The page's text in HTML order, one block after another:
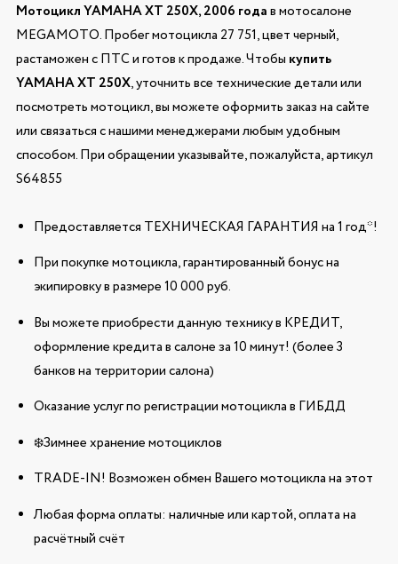
Мотоцикл YAMAHA XT 250X, 2006 годав мотосалоне
MEGAMOTO. Пробег мотоцикла 27 751, цвет черный,
растаможен с ПТС и готов к продаже. Чтобы купить
YAMAHA XT 250X, уточнить все технические детали или
посмотреть мотоцикл, вы можете оформить заказ на сайте
или связаться с нашими менеджерами любым удобным
способом. При обращении указывайте, пожалуйста, артикул
S64855
Предоставляется ТЕХНИЧЕСКАЯ ГАРАНТИЯ на 1 год*!
При покупке мотоцикла, гарантированный бонус на
экипировку в размере 10 000 руб.
Вы можете приобрести данную технику в КРЕДИТ,
оформление кредита в салоне за 10 минут! (более 3
банков на территории салона)
Оказание услуг по регистрации мотоцикла в ГИБДД
❄️Зимнее хранение мотоциклов
TRADE-IN! Возможен обмен Вашего мотоцикла на этот
Любая форма оплаты: наличные или картой, оплата на
расчётный счёт